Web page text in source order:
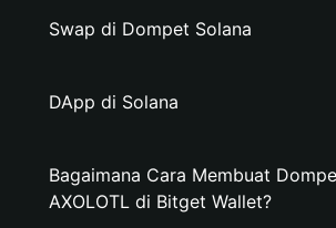
Swap di Dompet Solana
DApp di Solana
Bagaimana Cara Membuat
AXOLOTL di Bitget Wallet?